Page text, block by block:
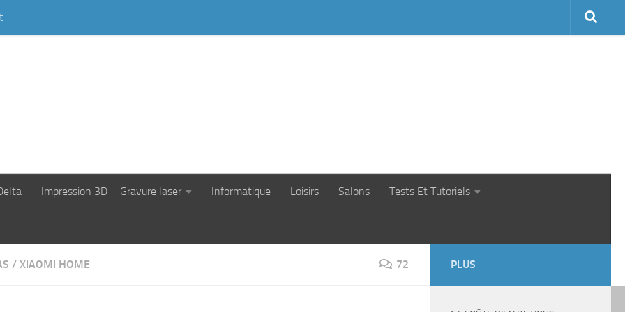
Impression 3D – Gravure laser Informatique Loisirs Salons Tests Et Tutoriels
/ XIAOMI HOME 72 PLUS